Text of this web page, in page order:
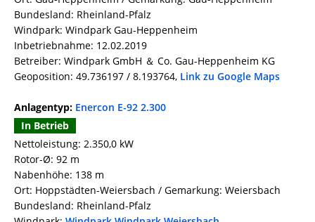
Bundesland: Rheinland-Pfalz
Windpark: Windpark Gau-Heppenheim
Inbetriebnahme: 12.02.2019
Betreiber: Windpark GmbH ＆ Co. Gau-Heppenheim KG
Geoposition: 49.736197 / 8.193764, Link zu Google Maps
Anlagentyp: Enercon E-92 2.300
In Betrieb
Nettoleistung: 2.350,0 kW
Rotor-Ø: 92 m
Nabenhöhe: 138 m
Ort: Hoppstädten-Weiersbach / Gemarkung: Weiersbach
Bundesland: Rheinland-Pfalz